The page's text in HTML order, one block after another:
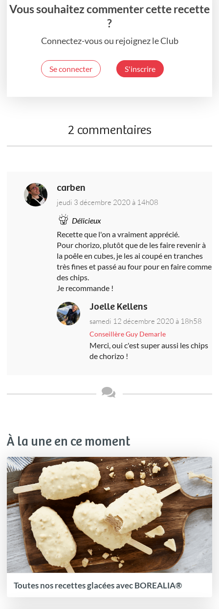
Vous souhaitez commenter cette recette
?
Connectez-vous ou rejoignez le Club
Se connecter S'inscrire
2 commentaires
carben
jeudi 3 décembre 2020 à 14h08
Délicieux
Recette que l'on a vraiment apprécié.
Pour chorizo, plutôt que de les faire revenir à
la poêle en cubes, je les ai coupé en tranches
très fines et passé au four pour en faire comme
des chips.
Je recommande !
Joelle Kellens
samedi 12 décembre 2020 à 18h58
Conseillère Guy Demarle
Merci, oui c'est super aussi les chips
de chorizo !
À la une en ce moment
Toutes nos recettes glacées avec BOREALIA®